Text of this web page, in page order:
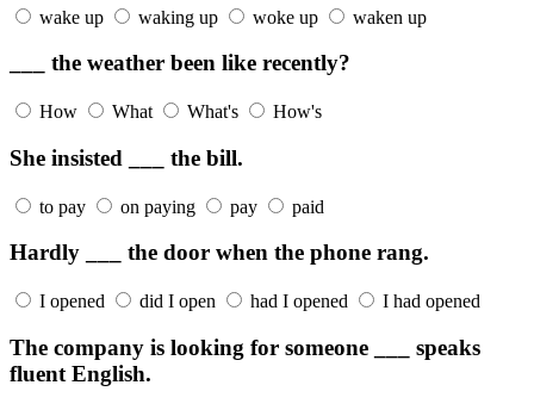
wake up waking up woke up waken up
___ the weather been like recently?
How What What's How's
She insisted ___ the bill.
to pay on paying pay paid
Hardly ___ the door when the phone rang.
I opened did I open had I opened I had opened
The company is looking for someone ___ speaks
fluent English.